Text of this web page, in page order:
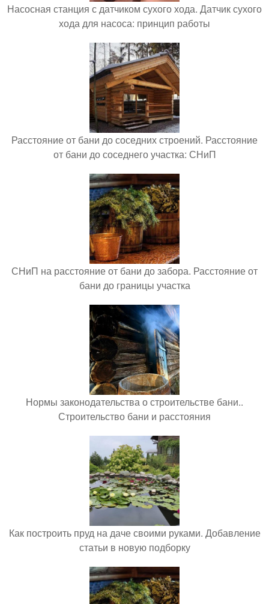
Насосная станция с датчиком сухого хода. Датчик сухого
хода для насоса: принцип работы
Расстояние от бани до соседних строений. Расстояние
от бани до соседнего участка: СНиП
СНиП на расстояние от бани до забора. Расстояние от
бани до границы участка
Нормы законодательства о строительстве бани..
Строительство бани и расстояния
Как построить пруд на даче своими руками. Добавление
статьи в новую подборку